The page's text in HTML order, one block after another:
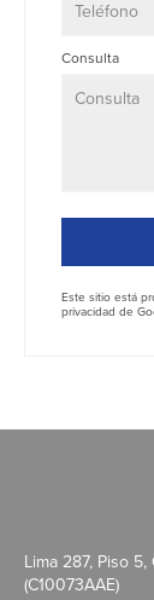
Consulta
Este sitio está
privacidad de
Lima 287, Piso
(C10073AAE)